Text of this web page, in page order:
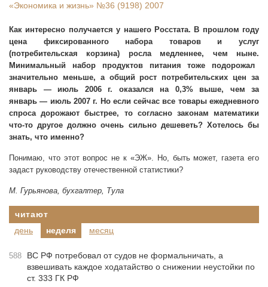
«Экономика и жизнь» №36 (9198) 2007
Как интересно получается у нашего Росстата. В прошлом году
цена фиксированного набора товаров и услуг
(потребительская корзина) росла медленнее, чем ныне.
Минимальный набор продуктов питания тоже подорожал
значительно меньше, а общий рост потребительских цен за
январь — июль 2006 г. оказался на 0,3% выше, чем за
январь — июль 2007 г. Но если сейчас все товары ежедневного
спроса дорожают быстрее, то согласно законам математики
что-то другое должно очень сильно дешеветь? Хотелось бы
знать, что именно?
Понимаю, что этот вопрос не к «ЭЖ». Но, быть может, газета его
задаст руководству отечественной статистики?
М. Гурьянова, бухгалтер, Тула
читают
день
неделя месяц
588
ВС РФ потребовал от судов не формальничать, а
взвешивать каждое ходатайство о снижении неустойки по
ст. 333 ГК РФ